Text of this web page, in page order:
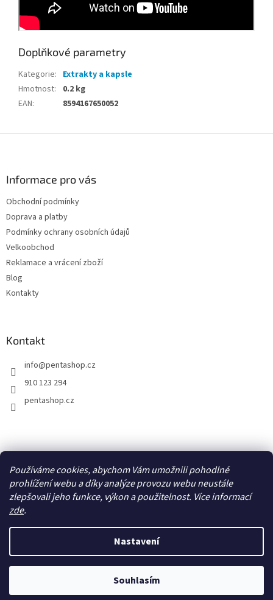
Používáme cookies, abychom Vám umožnili pohodlné
prohlížení webu a díky analýze provozu webu neustále
zlepšovali jeho funkce, výkon a použitelnost. Více informací
zde.
Nastavení
Souhlasím
Z důvodu vysokého počtu objednávek se doba odeslání může
Doplňkové parametry
Kategorie: Extrakty a kapsle
Hmotnost:
0.2 kg
EAN: 8594167650052
Informace pro vás
Obchodní podmínky
Doprava a platby
Podmínky ochrany osobních údajů
Velkoobchod
Reklamace a vrácení zboží
Blog
Kontakty
Kontakt
info@pentashop.cz
910 123 294
pentashop.cz
Vytvořil Shoptet
PentaShop.cz. Všechna práva vyhrazena.